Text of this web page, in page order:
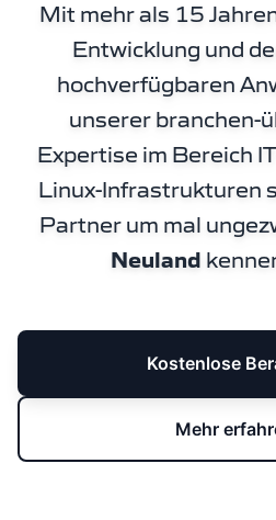
Mit mehr als 15
Entwicklung und
hochverfügbaren
unserer branchen-
Expertise im Bereich
Linux-Infrastrukturen
Partner um mal
Neuland
Kostenlose
Mehr